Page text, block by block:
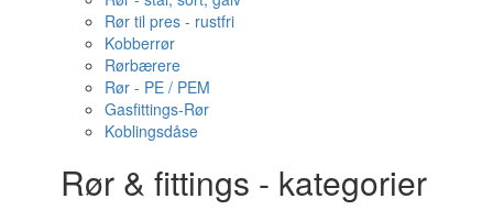
Rør til pres - rustfri
Kobberrør
Rørbærere
Rør - PE / PEM
Gasfittings-Rør
Koblingsdåse
Rør & fittings - kategorier